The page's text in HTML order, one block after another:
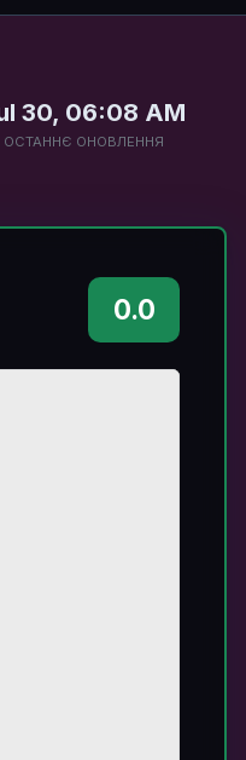
30, 06:08 AM
ОСТАННЄ ОНОВЛЕННЯ
0.0